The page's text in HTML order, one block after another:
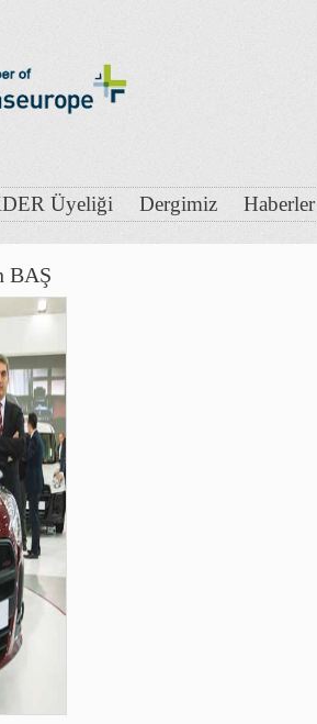
Üyeliği Dergimiz Haberler
BAŞ